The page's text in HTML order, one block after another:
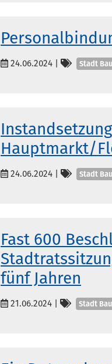
24.06.2024 | Stadt
Hauptmarkt/
24.06.2024 | Stadt
Fast 600
fünf Jahren
21.06.2024 | Stadt